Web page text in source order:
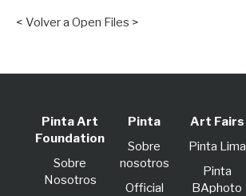
< Volver a Open Files >
Pinta Art
Foundation
Sobre
Nosotros
Pinta
Sobre
nosotros
Official
Art Fairs
Pinta Lima
Pinta
BAphoto